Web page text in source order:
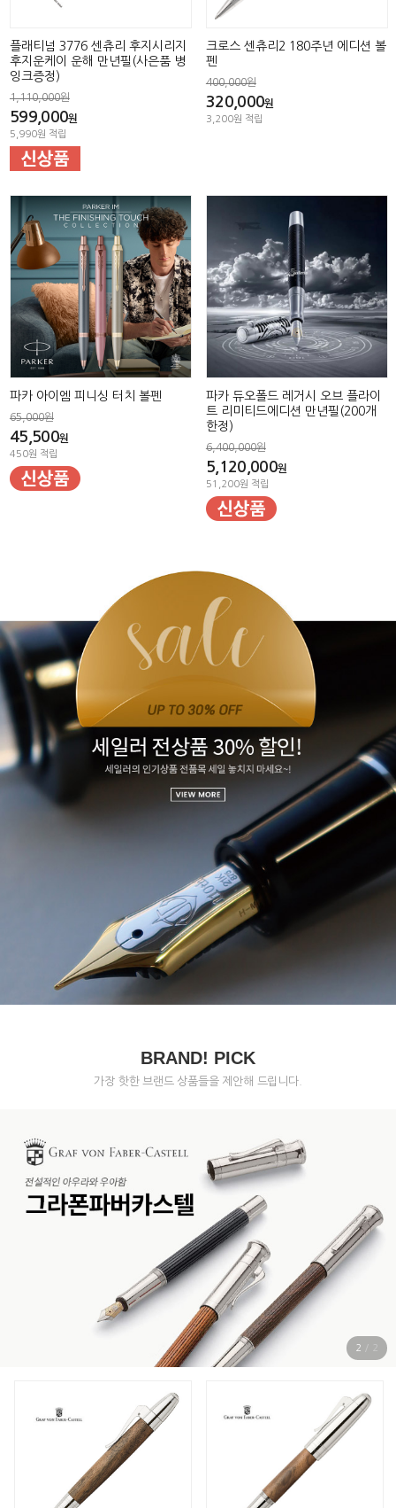
플래티넘 3776 센츄리 후지시리지
후지운케이 운해 만년필(사은품 병
잉크증정)
1,110,000원
599,000원
5,990원 적립
크로스 센츄리2 180주년 에디션 볼
펜
400,000원
320,000원
3,200원 적립
파카 아이엠 피니싱 터치 볼펜
65,000원
45,500원
450원 적립
파카 듀오폴드 레거시 오브 플라이
트 리미티드에디션 만년필(200개
한정)
6,400,000원
5,120,000원
51,200원 적립
BRAND! PICK
가장 핫한 브랜드 상품들을 제안해 드립니다.
2 / 2